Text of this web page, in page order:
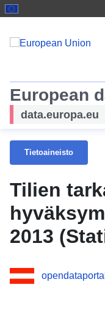
European
data.europa.eu
Tietoaineisto
Tilien
2013